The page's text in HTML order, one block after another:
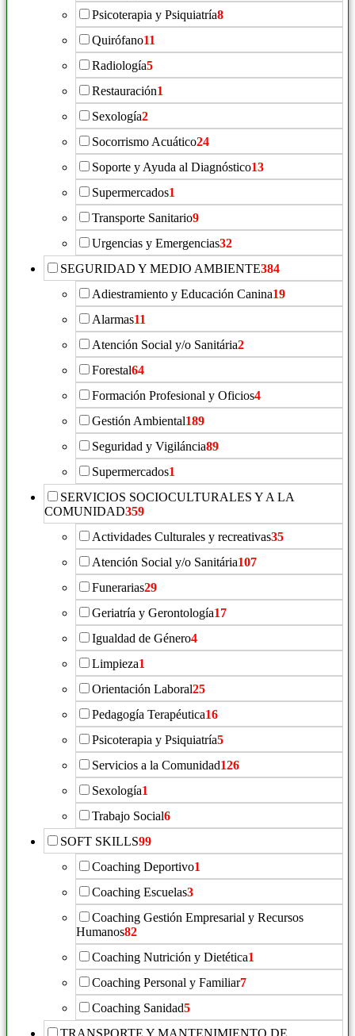
Psicoterapia y Psiquiatría8
Quirófano11
Radiología5
Restauración1
Sexología2
Socorrismo Acuático24
Soporte y Ayuda al Diagnóstico13
Supermercados1
Transporte Sanitario9
Urgencias y Emergencias32
SEGURIDAD Y MEDIO AMBIENTE384
Adiestramiento y Educación Canina19
Alarmas11
Atención Social y/o Sanitária2
Forestal64
Formación Profesional y Oficios4
Gestión Ambiental189
Seguridad y Vigiláncia89
Supermercados1
SERVICIOS SOCIOCULTURALES Y A LA
COMUNIDAD359
Actividades Culturales y recreativas35
Atención Social y/o Sanitária107
Funerarias29
Geriatría y Gerontología17
Igualdad de Género4
Limpieza1
Orientación Laboral25
Pedagogía Terapéutica16
Psicoterapia y Psiquiatría5
Servicios a la Comunidad126
Sexología1
Trabajo Social6
SOFT SKILLS99
Coaching Deportivo1
Coaching Escuelas3
Coaching Gestión Empresarial y Recursos
Humanos82
Coaching Nutrición y Dietética1
Coaching Personal y Familiar7
Coaching Sanidad5
TRANSPORTE Y MANTENIMIENTO DE